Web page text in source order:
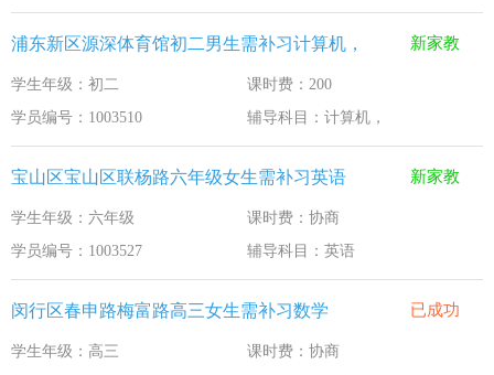
浦东新区源深体育馆初二男生需补习计算机， 新家教
学生年级：初二
课时费：200
学员编号：1003510
辅导科目：计算机，
宝山区宝山区联杨路六年级女生需补习英语 新家教
学生年级：六年级
课时费：协商
学员编号：1003527
辅导科目：英语
闵行区春申路梅富路高三女生需补习数学 已成功
学生年级：高三
课时费：协商